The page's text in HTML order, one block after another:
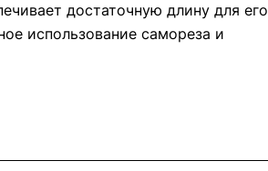
достаточную длину для его
использование самореза и